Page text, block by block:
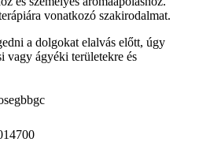
vonatkozó szakirodalmat.
a dolgokat elalvás előtt, úgy
vagy ágyéki területekre és